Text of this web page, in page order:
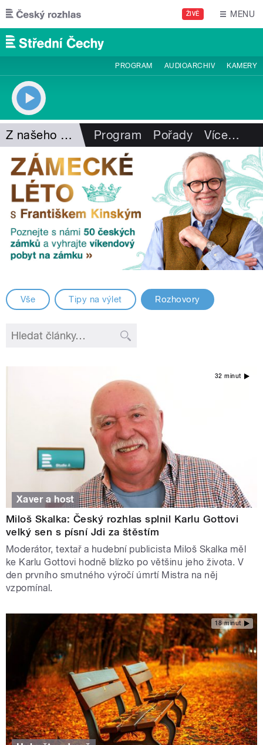
Přejít k hlavnímu obsahu
ŽIVĚ MENU
PROGRAM AUDIOARCHIV KAMERY
Z našeho vysílání Program Pořady Více…
Vše Tipy na výlet Rozhovory
32 minut
Xaver a host
Miloš Skalka: Český rozhlas splnil Karlu Gottovi
velký sen s písní Jdi za štěstím
Moderátor, textař a hudební publicista Miloš Skalka měl
ke Karlu Gottovi hodně blízko po většinu jeho života. V
den prvního smutného výročí úmrtí Mistra na něj
vzpomínal.
18 minut